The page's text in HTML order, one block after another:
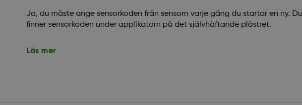
Ja, du måste ange sensorkoden från sensorn varje gång du startar en ny. Du
finner sensorkoden under applikatorn på det självhäftande plåstret.
Läs mer